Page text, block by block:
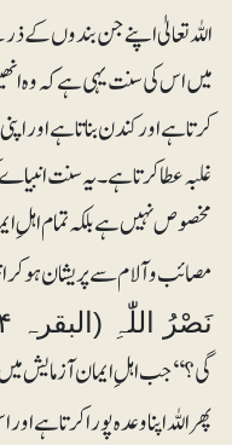
اللہ تعالیٰ اپنے جن بندوں کے
میں اس کی سنت یہی ہے کہ وہ
کرتا ہے اور کندن بناتا ہے اور
غلبہ عطا کرتا ہے۔ یہ سنت
مخصوص نہیں ہے بلکہ تمام اہلِ
مصائب و آلام سے پریشان ہوکر
نَصْرُ اللّٰہِ (البقرہ ۲:۲۱۴)
گی؟‘‘جب اہلِ ایمان آزمایش
پھر اللہ اپنا وعدہ پورا کرتا ہے